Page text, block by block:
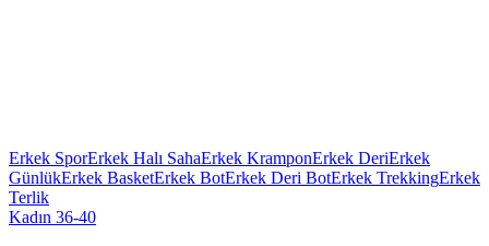
Erkek SporErkek Halı SahaErkek KramponErkek DeriErkek
GünlükErkek BasketErkek BotErkek Deri BotErkek TrekkingErkek
Terlik
Kadın 36-40